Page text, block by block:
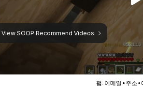
펌: 이메일 • 주소 •